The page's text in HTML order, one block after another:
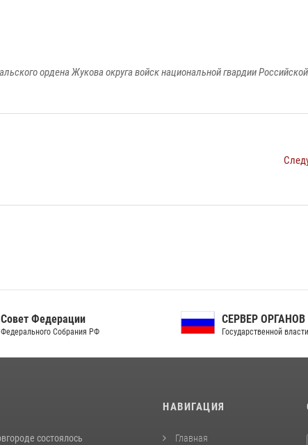
ордена Жукова округа войск национальной гвардии
Федерации
Собрания РФ
СЕРВЕР ОРГАНОВ
Государственной власти РФ
состоялось
НАВИГАЦИЯ
Главная